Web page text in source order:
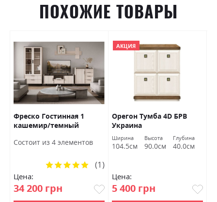
ПОХОЖИЕ ТОВАРЫ
Фреско Гостинная 1
кашемир/темный
Состоит из 4 элементов
Цена:
34 200 грн
Рейтинг:
(1)
АКЦИЯ
Орегон Тумба 4D БРВ
Украина
Ширина
104.5см
Высота
90.0см
Глубина
40.0см
Цена:
5 400 грн